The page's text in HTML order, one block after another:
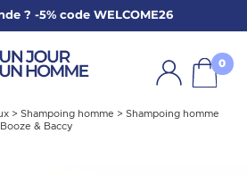
? -5% code WELCOME26
0
> Shampoing homme > Shampoing homme
& Baccy